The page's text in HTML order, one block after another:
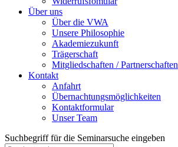
Über uns
Über die VWA
Unsere Philosophie
Akademiezukunft
Trägerschaft
Mitgliedschaften / Partnerschaften
Kontakt
Anfahrt
Übernachtungsmöglichkeiten
Kontaktformular
Unser Team
Suchbegriff für die Seminarsuche eingeben